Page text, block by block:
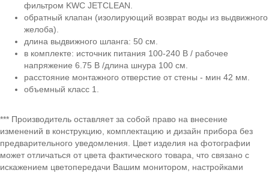
фильтром KWC JETCLEAN.
обратный клапан (изолирующий возврат воды из выдвижного
желоба).
длина выдвижного шланга: 50 см.
в комплекте: источник питания 100-240 В / рабочее
напряжение 6.75 В /длина шнура 100 см.
расстояние монтажного отверстие от стены - мин 42 мм.
объемный класс 1.
*** Производитель оставляет за собой право на внесение
изменений в конструкцию, комплектацию и дизайн прибора без
предварительного уведомления. Цвет изделия на фотографии
может отличаться от цвета фактического товара, что связано с
искажением цветопередачи Вашим монитором, настройками